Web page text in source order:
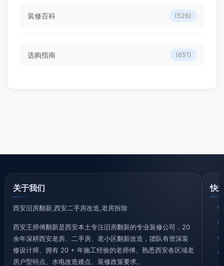
装修百科 (526)
选购指南 (651)
关于我们
西安旧房翻新,西安二手房改造,老房拆除
西安王师傅翻新是西安本土专注旧房翻新的专业装修公司，20
余年深耕西安老房、二手房、老小区翻新改造，团队有资深装
修设计师、拥有 20 + 年施工经验的老师傅、熟悉西安各区域老
房户型特点、水电改造难点、装修政策要求。
快